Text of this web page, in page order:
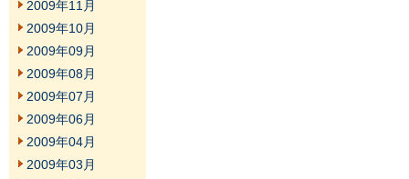
2009年11月
2009年10月
2009年09月
2009年08月
2009年07月
2009年06月
2009年04月
2009年03月